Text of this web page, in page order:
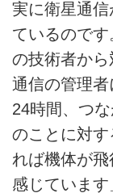
実に衛星通
ているので
の技術者か
通信の管理
24時間、つ
のことに対
れば機体が
感じています